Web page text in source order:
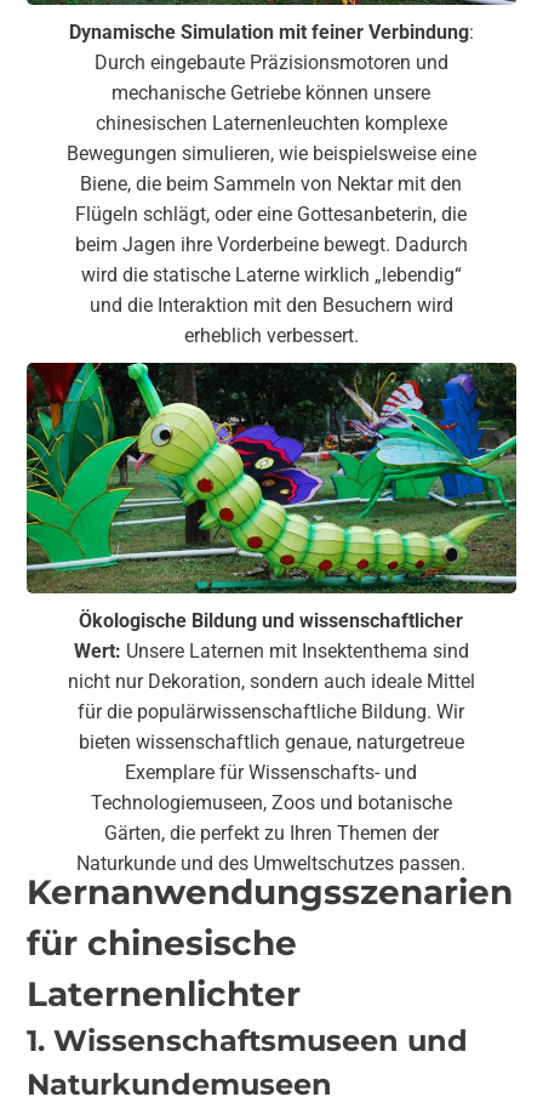
Dynamische Simulation mit feiner Verbindung:
Durch eingebaute Präzisionsmotoren und
mechanische Getriebe können unsere
chinesischen Laternenleuchten komplexe
Bewegungen simulieren, wie beispielsweise eine
Biene, die beim Sammeln von Nektar mit den
Flügeln schlägt, oder eine Gottesanbeterin, die
beim Jagen ihre Vorderbeine bewegt. Dadurch
wird die statische Laterne wirklich „lebendig“
und die Interaktion mit den Besuchern wird
erheblich verbessert.
Ökologische Bildung und wissenschaftlicher
Wert: Unsere Laternen mit Insektenthema sind
nicht nur Dekoration, sondern auch ideale Mittel
für die populärwissenschaftliche Bildung. Wir
bieten wissenschaftlich genaue, naturgetreue
Exemplare für Wissenschafts- und
Technologiemuseen, Zoos und botanische
Gärten, die perfekt zu Ihren Themen der
Naturkunde und des Umweltschutzes passen.
Kernanwendungsszenarien
für chinesische
Laternenlichter
1. Wissenschaftsmuseen und
Naturkundemuseen